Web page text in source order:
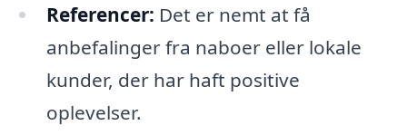
Referencer: Det er nemt at få
anbefalinger fra naboer eller lokale
kunder, der har haft positive
oplevelser.